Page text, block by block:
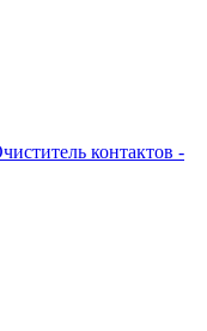
контактов -